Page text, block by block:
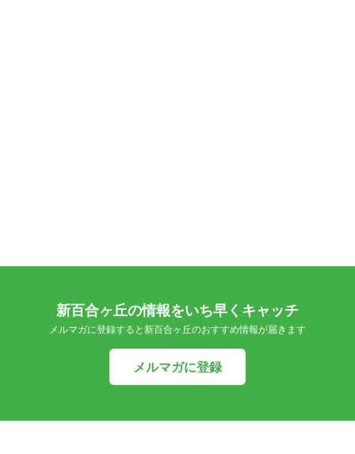
新百合ヶ丘の情報をいち早くキャッチ
メルマガに登録すると新百合ヶ丘のおすすめ情報が届きます
メルマガに登録